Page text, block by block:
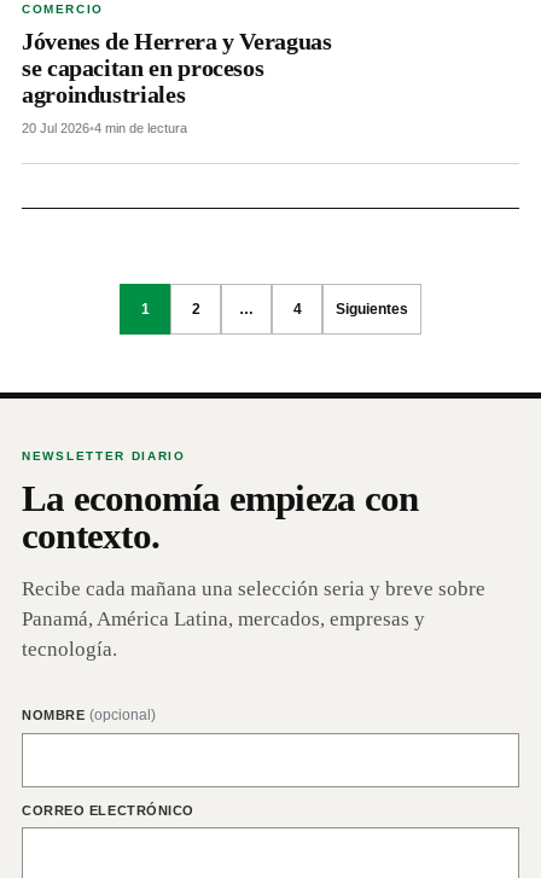
COMERCIO
Jóvenes de Herrera y Veraguas
se capacitan en procesos
agroindustriales
20 Jul 2026•4 min de lectura
pagination
1 2 … 4 Siguientes
NEWSLETTER DIARIO
La economía empieza con
contexto.
Recibe cada mañana una selección seria y breve sobre
Panamá, América Latina, mercados, empresas y
tecnología.
NOMBRE (opcional)
CORREO ELECTRÓNICO